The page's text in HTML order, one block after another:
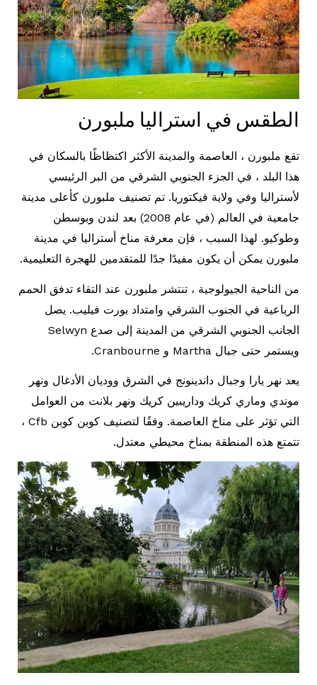
الطقس في استراليا ملبورن
تقع ملبورن ، العاصمة والمدينة الأكثر اكتظاظًا بالسكان في
هذا البلد ، في الجزء الجنوبي الشرقي من البر الرئيسي
لأستراليا وفي ولاية فيكتوريا. تم تصنيف ملبورن كأعلى مدينة
جامعية في العالم (في عام 2008) بعد لندن وبوسطن
وطوكيو. لهذا السبب ، فإن معرفة مناخ أستراليا في مدينة
ملبورن يمكن أن يكون مفيدًا جدًا للمتقدمين للهجرة التعليمية.
من الناحية الجيولوجية ، تنتشر ملبورن عند التقاء تدفق الحمم
الرباعية في الجنوب الشرقي وامتداد بورت فيليب. يصل
الجانب الجنوبي الشرقي من المدينة إلى صدع Selwyn
ويستمر حتى جبال Martha و Cranbourne.
يعد نهر يارا وجبال داندينونج في الشرق ووديان الأدغال ونهر
موندي وماري كريك وداريبين كريك ونهر بلانت من العوامل
التي تؤثر على مناخ العاصمة. وفقًا لتصنيف كوبن كوبن Cfb ،
تتمتع هذه المنطقة بمناخ محيطي معتدل.